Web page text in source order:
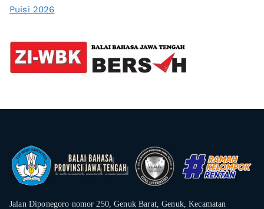
Puisi 2026
Jalan Diponegoro nomor 250, Genuk Barat, Genuk, Kecamatan